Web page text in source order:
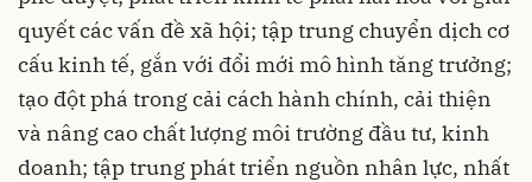
quyết các vấn đề xã hội; tập trung chuyển dịch cơ
cấu kinh tế, gắn với đổi mới mô hình tăng trưởng;
tạo đột phá trong cải cách hành chính, cải thiện
và nâng cao chất lượng môi trường đầu tư, kinh
doanh; tập trung phát triển nguồn nhân lực, nhất